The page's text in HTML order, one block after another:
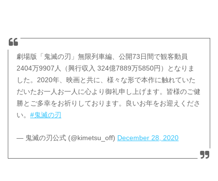
劇場版「鬼滅の刃」無限列車編、公開73日間で観客動員
2404万9907人（興行収入 324億7889万5850円）となりま
した。2020年、映画と共に、様々な形で本作に触れていた
だいたお一人お一人に心より御礼申し上げます。皆様のご健
勝とご多幸をお祈りしております。良いお年をお迎えくださ
い。#鬼滅の刃
— 鬼滅の刃公式 (@kimetsu_off) December 28, 2020